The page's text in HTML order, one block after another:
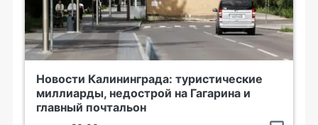
Новости Калининграда: туристические
миллиарды, недострой на Гагарина и
главный почтальон